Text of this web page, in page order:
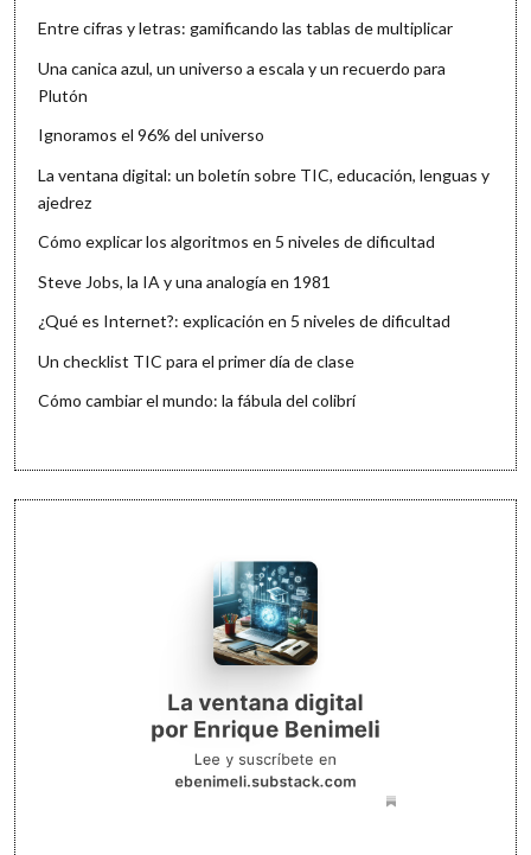
Entre cifras y letras: gamificando las tablas de multiplicar
Una canica azul, un universo a escala y un recuerdo para
Plutón
Ignoramos el 96% del universo
La ventana digital: un boletín sobre TIC, educación, lenguas y
ajedrez
Cómo explicar los algoritmos en 5 niveles de dificultad
Steve Jobs, la IA y una analogía en 1981
¿Qué es Internet?: explicación en 5 niveles de dificultad
Un checklist TIC para el primer día de clase
Cómo cambiar el mundo: la fábula del colibrí